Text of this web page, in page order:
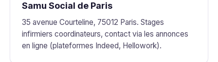
Samu Social de Paris
35 avenue Courteline, 75012 Paris. Stages
infirmiers coordinateurs, contact via les annonces
en ligne (plateformes Indeed, Hellowork).